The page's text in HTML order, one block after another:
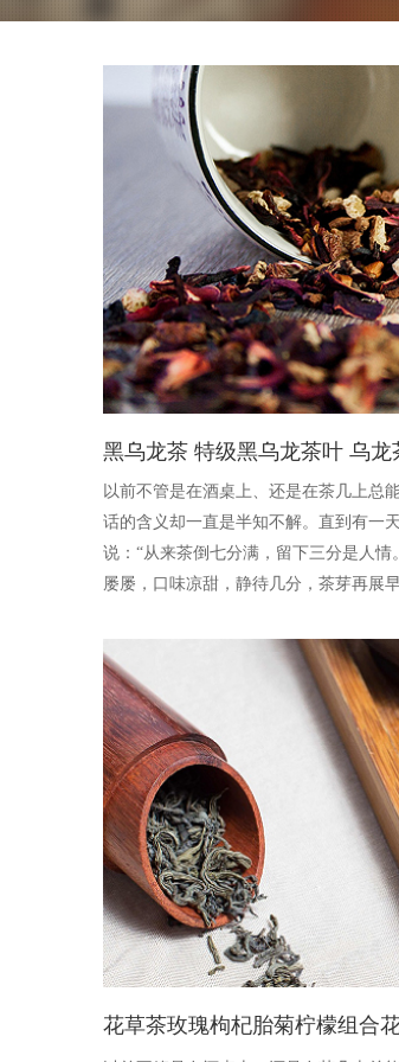
黑乌龙茶 特级黑乌龙茶叶 乌龙
以前不管是在酒桌上、还是在茶几上总
话的含义却一直是半知不解。直到有一
说：“从来茶倒七分满，留下三分是人
屡屡，口味凉甜，静待几分，茶芽再展早
花草茶玫瑰枸杞胎菊柠檬组合